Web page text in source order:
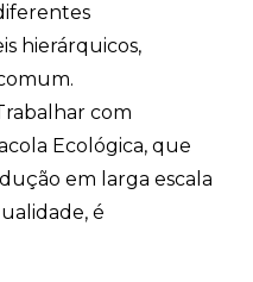
hierárquicos,
com
Ecológica, que
em larga escala
é